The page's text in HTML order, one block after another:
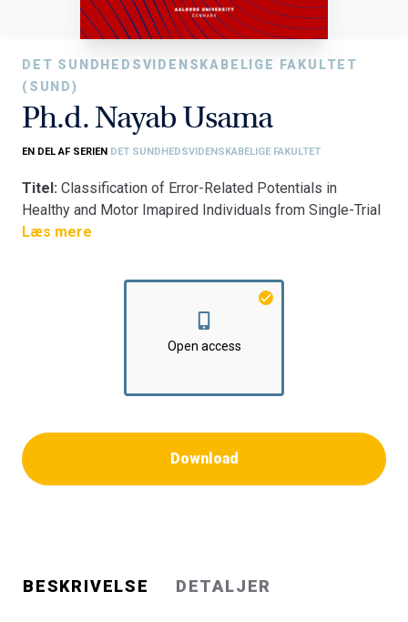
DET SUNDHEDSVIDENSKABELIGE FAKULTET
(SUND)
Ph.d. Nayab Usama
EN DEL AF SERIEN DET SUNDHEDSVIDENSKABELIGE FAKULTET
Titel: Classification of Error-Related Potentials in
Healthy and Motor Imapired Individuals from Single-Trial
EEG
Institut for Medicin og Sundhedsteknologi
Læs mere
Open access
Download
BESKRIVELSE DETALJER